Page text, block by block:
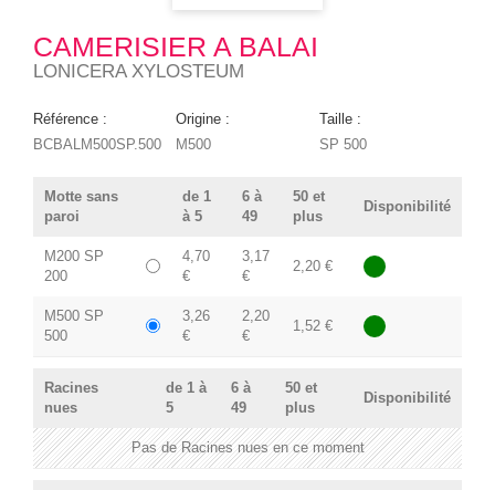
CAMERISIER A BALAI
LONICERA XYLOSTEUM
Référence :
BCBALM500SP.500
Origine :
M500
Taille :
SP 500
Motte sans
paroi
de 1
à 5
6 à
49
50 et
plus
Disponibilité
M200 SP
200
4,70
€
3,17
€
2,20 €
M500 SP
500
3,26
€
2,20
€
1,52 €
Racines
nues
de 1 à
5
6 à
49
50 et
plus
Disponibilité
Pas de Racines nues en ce moment